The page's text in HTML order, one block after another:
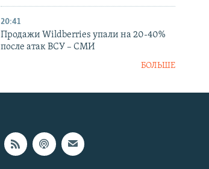
20:41
Продажи Wildberries упали на 20-40%
после атак ВСУ – СМИ
БОЛЬШЕ